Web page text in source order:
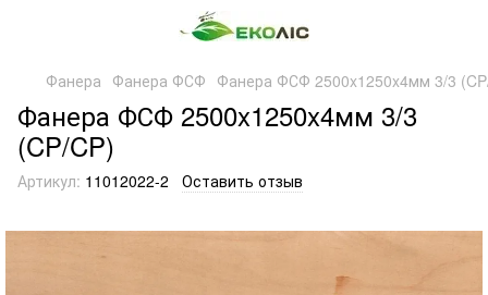
Фанера Фанера ФСФ Фанера ФСФ 2500x1250x4мм 3/3
Фанера ФСФ 2500x1250x4мм 3/3
(CP/CP)
Артикул: 11012022-2 Оставить отзыв